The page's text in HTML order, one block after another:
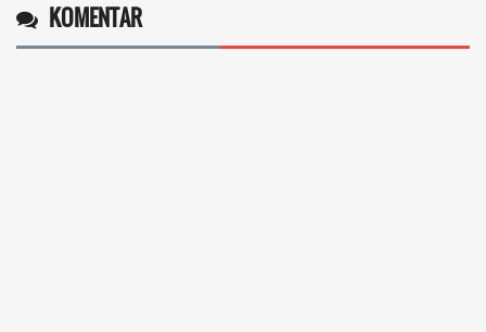
KOMENTAR